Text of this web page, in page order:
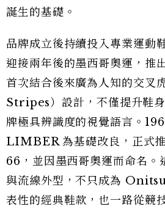
誕生的基礎。
品牌成立後持續投入專業運動
迎接兩年後的墨西哥奧運，推
首次結合後來廣為人知的交
Stripes）設計，不僅提升鞋
牌極具辨識度的視覺語言。
LIMBER 為基礎改良，正式
66，並因墨西哥奧運而命名。
與流線外型，不只成為
表性的經典鞋款，也一路從競